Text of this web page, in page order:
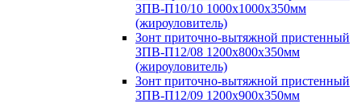
ЗПВ-П10/10 1000х1000х350мм
(жироуловитель)
Зонт приточно-вытяжной пристенный
ЗПВ-П12/08 1200х800х350мм
(жироуловитель)
Зонт приточно-вытяжной пристенный
ЗПВ-П12/09 1200х900х350мм